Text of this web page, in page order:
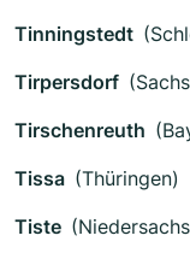
Tinningstedt
Tirpersdorf
Tirschenreuth
Tissa (Thüringen)
Tiste